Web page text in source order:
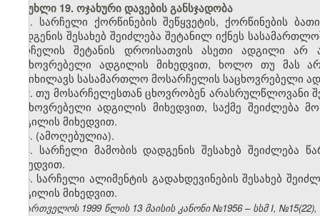
მუხლი 19. ოჯახური დავების განსჯადობა
1. სარჩელი ქორწინების შეწყვეტის, ქორწინების
დადგენის შესახებ შეიძლება შეტანილ იქნეს
სარჩელის შეტანის დროისათვის ასეთი ადგილი არ
საცხოვრებელი ადგილის მიხედვით, ხოლო თუ მას
განიხილავს სასამართლო მოსარჩელის საცხოვრებელი
2. თუ მოსარჩელესთან ცხოვრობენ არასრულწლოვანი
საცხოვრებელი ადგილის მიხედვით, საქმე შეიძლება
ადგილის მიხედვით.
3. (ამოღებულია).
4. სარჩელი მამობის დადგენის შესახებ შეიძლება
მიხედვით.
5. სარჩელი ალიმენტის გადახდევინების შესახებ
ადგილის მიხედვით.
საქართველოს 1999 წლის 13 მაისის კანონი №1956 – სსმ I, №15(22),